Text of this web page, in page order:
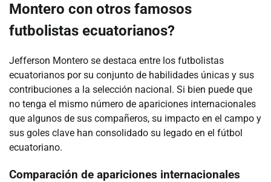
Montero con otros famosos
futbolistas ecuatorianos?
Jefferson Montero se destaca entre los futbolistas
ecuatorianos por su conjunto de habilidades únicas y sus
contribuciones a la selección nacional. Si bien puede que
no tenga el mismo número de apariciones internacionales
que algunos de sus compañeros, su impacto en el campo y
sus goles clave han consolidado su legado en el fútbol
ecuatoriano.
Comparación de apariciones internacionales